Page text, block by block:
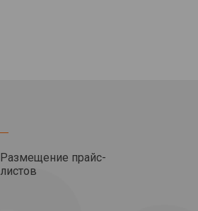
Размещение прайс-
листов